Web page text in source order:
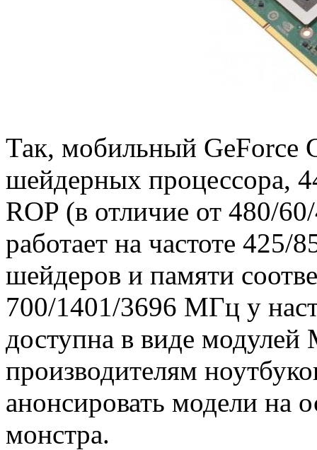
Так, мобильный GeForce
шейдерных процессора,
ROP (в отличие от 480/
работает на частоте
шейдеров и памяти
700/1401/3696 МГц у
доступна в виде
производителям
анонсировать модели на
монстра.